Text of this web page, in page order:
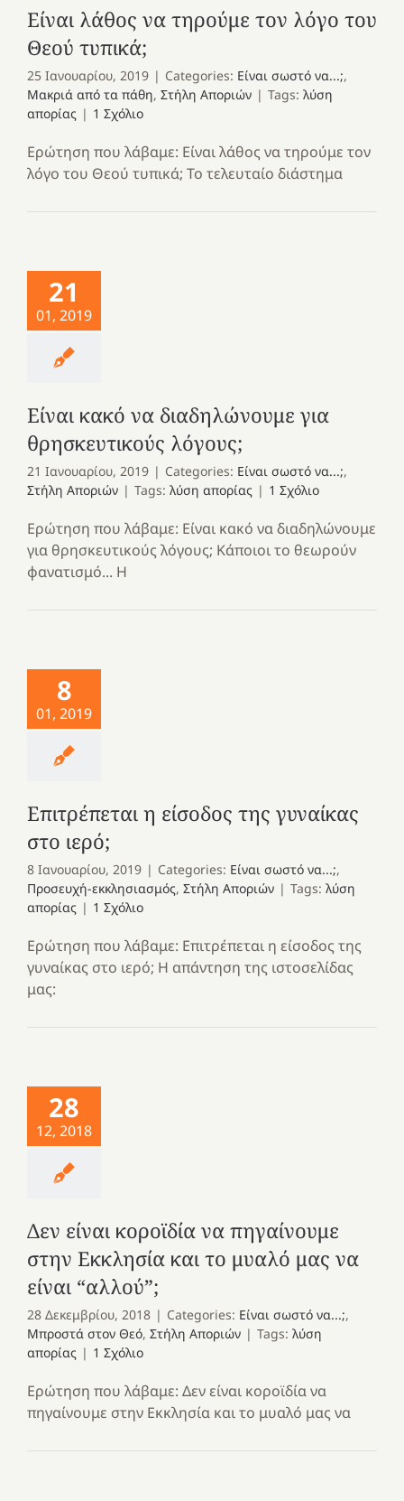
Είναι λάθος να τηρούμε τον λόγο του
Θεού τυπικά;
25 Ιανουαρίου, 2019 | Categories: Είναι σωστό να...;,
Μακριά από τα πάθη, Στήλη Αποριών | Tags: λύση
απορίας | 1 Σχόλιο
Ερώτηση που λάβαμε: Είναι λάθος να τηρούμε τον
λόγο του Θεού τυπικά; Το τελευταίο διάστημα
21
01, 2019
Είναι κακό να διαδηλώνουμε για
θρησκευτικούς λόγους;
21 Ιανουαρίου, 2019 | Categories: Είναι σωστό να...;,
Στήλη Αποριών | Tags: λύση απορίας | 1 Σχόλιο
Ερώτηση που λάβαμε: Είναι κακό να διαδηλώνουμε
για θρησκευτικούς λόγους; Κάποιοι το θεωρούν
φανατισμό... Η
8
01, 2019
Επιτρέπεται η είσοδος της γυναίκας
στο ιερό;
8 Ιανουαρίου, 2019 | Categories: Είναι σωστό να...;,
Προσευχή-εκκλησιασμός, Στήλη Αποριών | Tags: λύση
απορίας | 1 Σχόλιο
Ερώτηση που λάβαμε: Επιτρέπεται η είσοδος της
γυναίκας στο ιερό; Η απάντηση της ιστοσελίδας
μας:
28
12, 2018
Δεν είναι κοροϊδία να πηγαίνουμε
στην Εκκλησία και το μυαλό μας να
είναι “αλλού”;
28 Δεκεμβρίου, 2018 | Categories: Είναι σωστό να...;,
Μπροστά στον Θεό, Στήλη Αποριών | Tags: λύση
απορίας | 1 Σχόλιο
Ερώτηση που λάβαμε: Δεν είναι κοροϊδία να
πηγαίνουμε στην Εκκλησία και το μυαλό μας να